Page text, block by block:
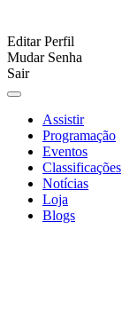
Editar Perfil
Mudar Senha
Sair
Assistir
Programação
Eventos
Classificações
Notícias
Loja
Blogs